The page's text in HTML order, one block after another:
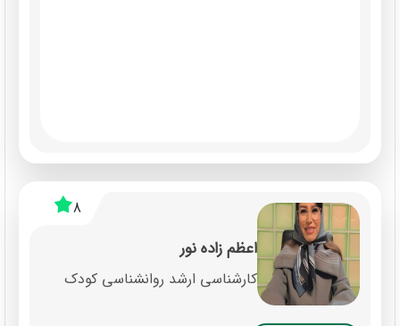
8
اعظم زاده نور
کارشناسی ارشد روانشناسی کودک